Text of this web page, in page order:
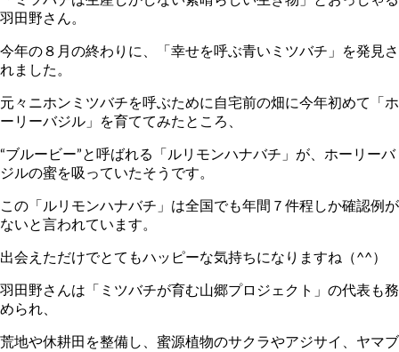
羽田野さん。
今年の８月の終わりに、「幸せを呼ぶ青いミツバチ」を発見さ
れました。
元々ニホンミツバチを呼ぶために自宅前の畑に今年初めて「ホ
ーリーバジル」を育ててみたところ、
“ブルービー”と呼ばれる「ルリモンハナバチ」が、ホーリーバ
ジルの蜜を吸っていたそうです。
この「ルリモンハナバチ」は全国でも年間７件程しか確認例が
ないと言われています。
出会えただけでとてもハッピーな気持ちになりますね（^^）
羽田野さんは「ミツバチが育む山郷プロジェクト」の代表も務
められ、
荒地や休耕田を整備し、蜜源植物のサクラやアジサイ、ヤマブ